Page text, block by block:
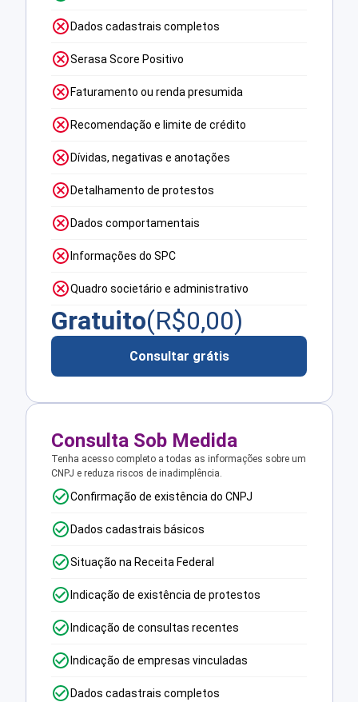
Dados cadastrais completos
Serasa Score Positivo
Faturamento ou renda presumida
Recomendação e limite de crédito
Dívidas, negativas e anotações
Detalhamento de protestos
Dados comportamentais
Informações do SPC
Quadro societário e administrativo
Gratuito(R$0,00)
Consultar grátis
Consulta Sob Medida
Tenha acesso completo a todas as informações sobre um
CNPJ e reduza riscos de inadimplência.
Confirmação de existência do CNPJ
Dados cadastrais básicos
Situação na Receita Federal
Indicação de existência de protestos
Indicação de consultas recentes
Indicação de empresas vinculadas
Dados cadastrais completos